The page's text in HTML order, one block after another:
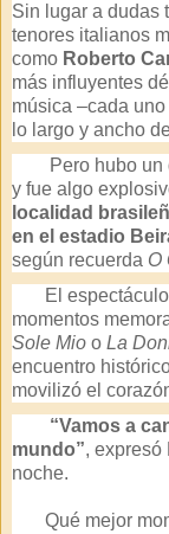
Sin lugar a dudas
tenores italianos
como Roberto
más influyentes
música –cada
lo largo y ancho
Pero hubo un
y fue algo
localidad
en el estadio
según recuerda O
El espectáculo
momentos
Sole Mio o La
encuentro
movilizó el
“Vamos a
mundo”, expresó
noche.
Qué mejor